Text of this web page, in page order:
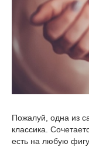
Пожалуй, одна из
классика.
есть на любую